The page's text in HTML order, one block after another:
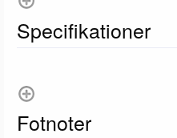
Specifikationer
Fotnoter